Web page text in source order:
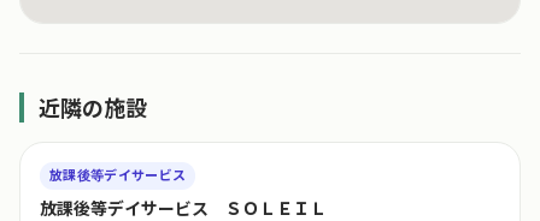
近隣の施設
放課後等デイサービス
放課後等デイサービス ＳＯＬＥＩＬ